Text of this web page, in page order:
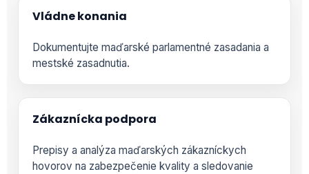
Vládne konania
Dokumentujte maďarské parlamentné zasadania a
mestské zasadnutia.
Zákaznícka podpora
Prepisy a analýza maďarských zákazníckych
hovorov na zabezpečenie kvality a sledovanie